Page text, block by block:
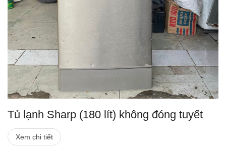
Tủ lạnh Sharp (180 lít) không đóng tuyết
Xem chi tiết